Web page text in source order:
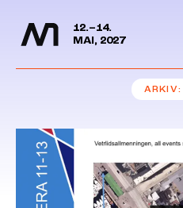
Hopp til hovedinnhold
12.–14.
MAI, 2027
ARKIV